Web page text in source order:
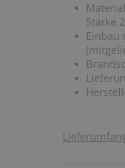
Stärke
Einbau